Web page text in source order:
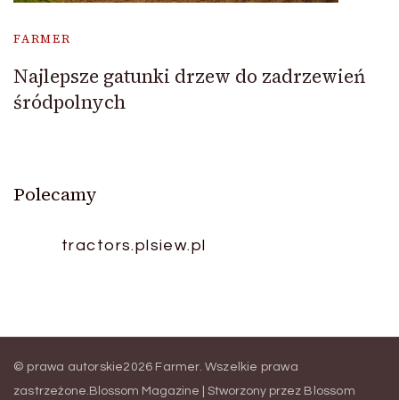
FARMER
Najlepsze gatunki drzew do zadrzewień
śródpolnych
Polecamy
tractors.plsiew.pl
© prawa autorskie2026 Farmer. Wszelkie prawa
zastrzeżone.Blossom Magazine | Stworzony przez Blossom